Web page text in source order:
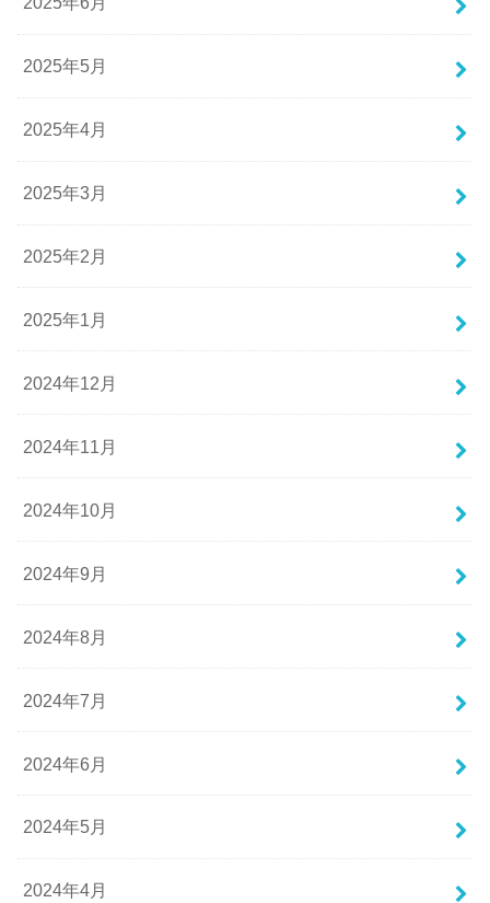
2025年5月
2025年4月
2025年3月
2025年2月
2025年1月
2024年12月
2024年11月
2024年10月
2024年9月
2024年8月
2024年7月
2024年6月
2024年5月
2024年4月